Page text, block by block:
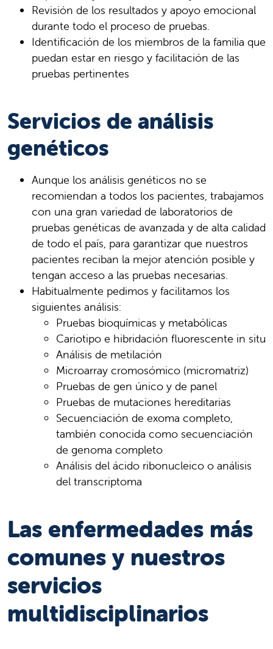
Revisión de los resultados y apoyo emocional
durante todo el proceso de pruebas.
Identificación de los miembros de la familia que
puedan estar en riesgo y facilitación de las
pruebas pertinentes
Servicios de análisis
genéticos
Aunque los análisis genéticos no se
recomiendan a todos los pacientes, trabajamos
con una gran variedad de laboratorios de
pruebas genéticas de avanzada y de alta calidad
de todo el país, para garantizar que nuestros
pacientes reciban la mejor atención posible y
tengan acceso a las pruebas necesarias.
Habitualmente pedimos y facilitamos los
siguientes análisis:
Pruebas bioquímicas y metabólicas
Cariotipo e hibridación fluorescente in situ
Análisis de metilación
Microarray cromosómico (micromatriz)
Pruebas de gen único y de panel
Pruebas de mutaciones hereditarias
Secuenciación de exoma completo,
también conocida como secuenciación
de genoma completo
Análisis del ácido ribonucleico o análisis
del transcriptoma
Las enfermedades más
comunes y nuestros
servicios
multidisciplinarios